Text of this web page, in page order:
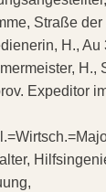
Straße der
H., Au
H.,
Expeditor